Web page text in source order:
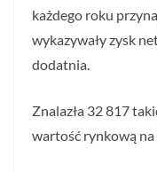
każdego roku
wykazywały zysk
dodatnia.
Znalazła 32 817
wartość rynkową